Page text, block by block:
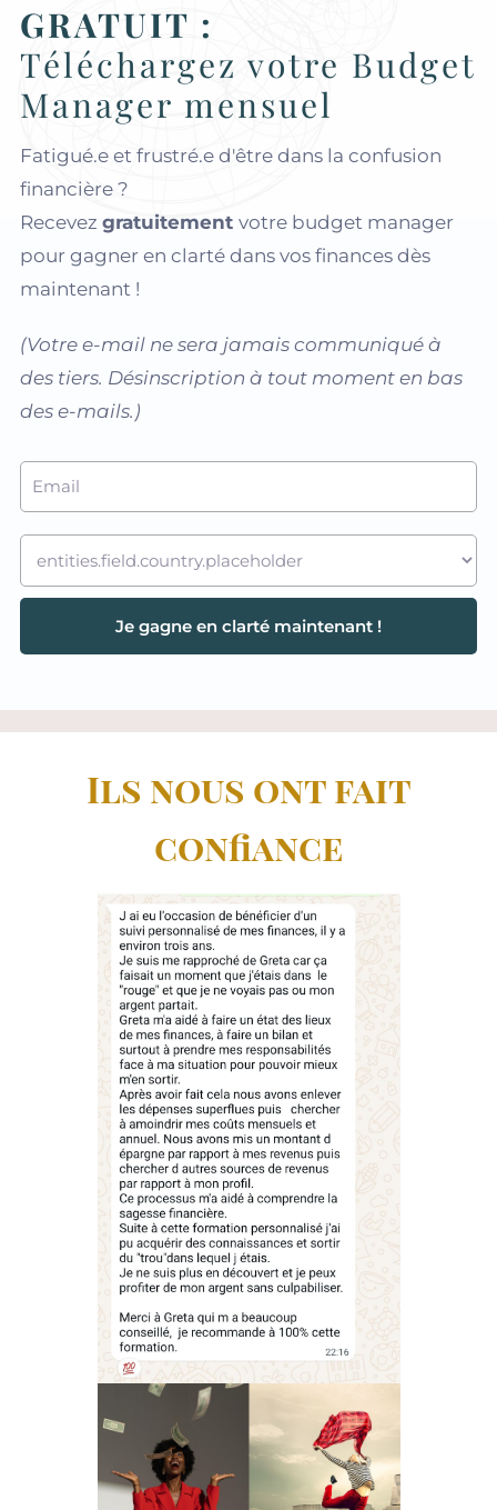
GRATUIT :
Téléchargez votre Budget
Manager mensuel
Fatigué.e et frustré.e d'être dans la confusion
financière ?
Recevez gratuitement votre budget manager
pour gagner en clarté dans vos finances dès
maintenant !
(Votre e-mail ne sera jamais communiqué à
des tiers. Désinscription à tout moment en bas
des e-mails.)
Je gagne en clarté maintenant !
Ils nous ont fait
confiance